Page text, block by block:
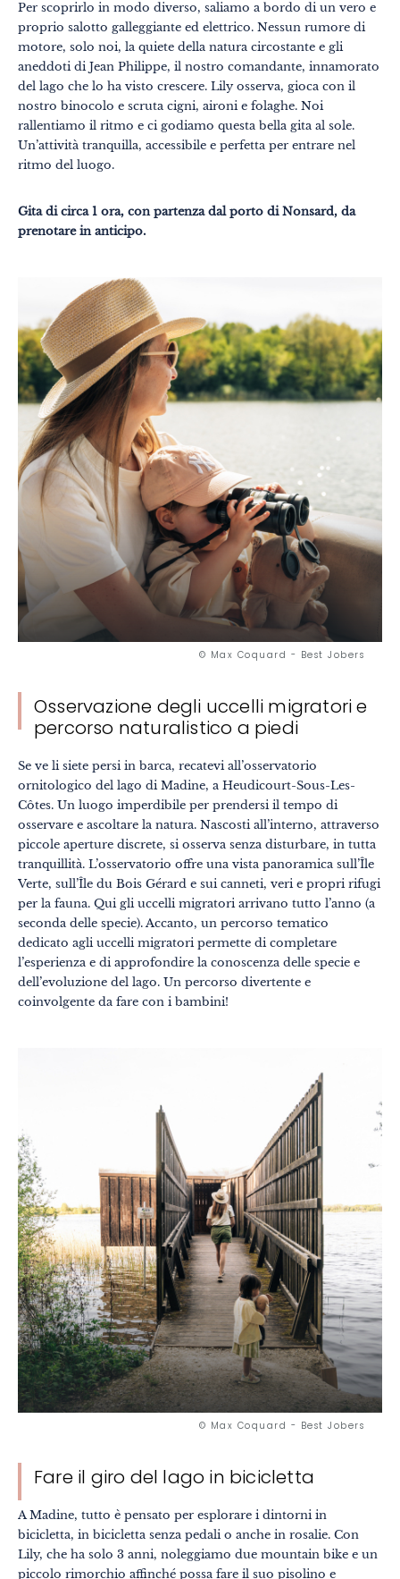
Temi Formati
#EstSideStory
Estate
In famiglia
Montagna
In città
Insolito
Gastronomia
Benessere
Cultura & patrimonio
Know-how
Viaggio responsabile
Per scoprirlo in modo diverso, saliamo a bordo di un vero e
proprio salotto galleggiante ed elettrico. Nessun rumore di
motore, solo noi, la quiete della natura circostante e gli
aneddoti di Jean Philippe, il nostro comandante, innamorato
del lago che lo ha visto crescere. Lily osserva, gioca con il
nostro binocolo e scruta cigni, aironi e folaghe. Noi
rallentiamo il ritmo e ci godiamo questa bella gita al sole.
Un’attività tranquilla, accessibile e perfetta per entrare nel
ritmo del luogo.
Gita di circa 1 ora, con partenza dal porto di Nonsard, da
prenotare in anticipo.
© Max Coquard - Best Jobers
Osservazione degli uccelli migratori e
percorso naturalistico a piedi
Se ve li siete persi in barca, recatevi all’osservatorio
ornitologico del lago di Madine, a Heudicourt-Sous-Les-
Côtes. Un luogo imperdibile per prendersi il tempo di
osservare e ascoltare la natura. Nascosti all’interno, attraverso
piccole aperture discrete, si osserva senza disturbare, in tutta
tranquillità. L’osservatorio offre una vista panoramica sull’Île
Verte, sull’Île du Bois Gérard e sui canneti, veri e propri rifugi
per la fauna. Qui gli uccelli migratori arrivano tutto l’anno (a
seconda delle specie). Accanto, un percorso tematico
dedicato agli uccelli migratori permette di completare
l’esperienza e di approfondire la conoscenza delle specie e
dell’evoluzione del lago. Un percorso divertente e
coinvolgente da fare con i bambini!
© Max Coquard - Best Jobers
Fare il giro del lago in bicicletta
A Madine, tutto è pensato per esplorare i dintorni in
bicicletta, in bicicletta senza pedali o anche in rosalie. Con
Lily, che ha solo 3 anni, noleggiamo due mountain bike e un
piccolo rimorchio affinché possa fare il suo pisolino e